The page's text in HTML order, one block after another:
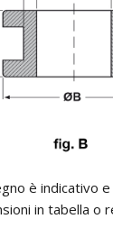
è indicativo
in tabella o